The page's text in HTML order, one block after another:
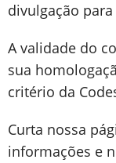
divulgação
A validade do
sua
critério da
Curta nossa
informações e